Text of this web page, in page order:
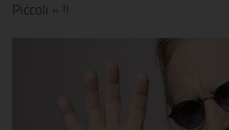
Piccoli » !!